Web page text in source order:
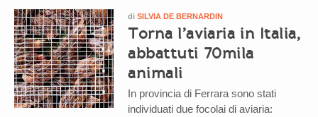
di SILVIA DE BERNARDIN
Torna l’aviaria in Italia,
abbattuti 70mila
animali
In provincia di Ferrara sono stati
individuati due focolai di aviaria: